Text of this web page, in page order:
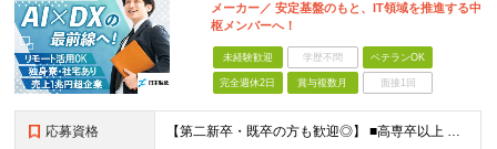
メーカー／ 安定基盤のもと、IT領域を推進する中
枢メンバーへ！
未経験歓迎 学歴不問 ベテランOK
完全週休2日 賞与複数月 面接1回
応募資格 【第二新卒・既卒の方も歓迎◎】 ■高専卒以上 （大学卒業・大学院修了の方、 または工業高等専門学校（5年制）卒業の方を想定しています。） ■IT、IoT、DXに関する知識・技術・スキルをお持ちの方 ■